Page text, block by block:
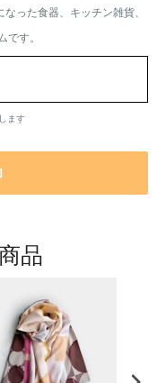
った食器、キッチン雑貨、
です。
ます
品